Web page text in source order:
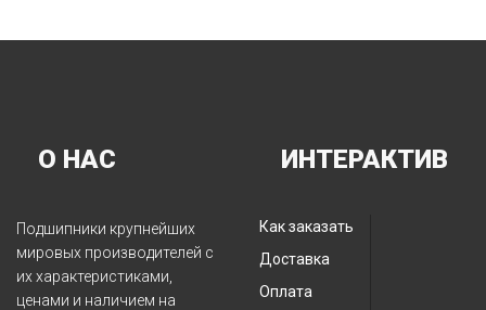
О НАС
Подшипники крупнейших
мировых производителей с
их характеристиками,
ценами и наличием на
ИНТЕРАКТИВ
Как заказать
Доставка
Оплата